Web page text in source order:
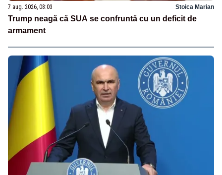
7 aug. 2026, 08:03 Stoica Marian
Trump neagă că SUA se confruntă cu un deficit de
armament